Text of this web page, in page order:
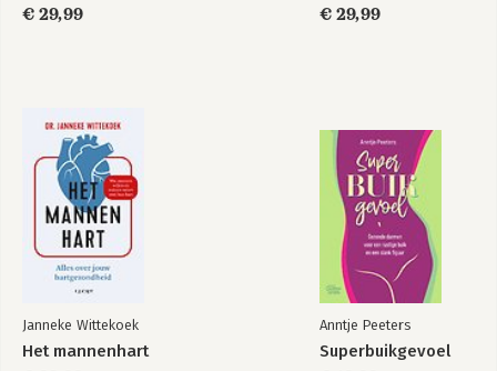
€ 29,99 € 29,99
Janneke Wittekoek
Het mannenhart
Anntje Peeters
Superbuikgevoel